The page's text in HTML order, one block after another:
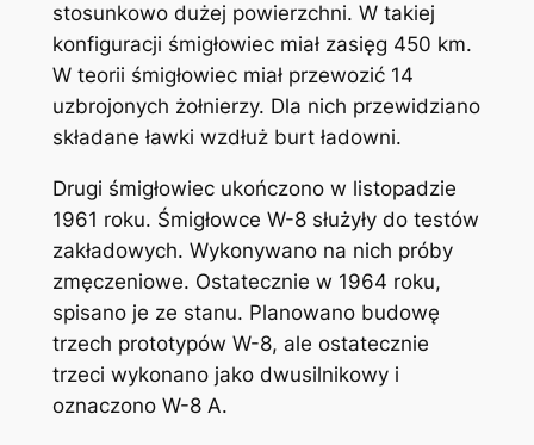
stosunkowo dużej powierzchni. W takiej
konfiguracji śmigłowiec miał zasięg 450 km.
W teorii śmigłowiec miał przewozić 14
uzbrojonych żołnierzy. Dla nich przewidziano
składane ławki wzdłuż burt ładowni.
Drugi śmigłowiec ukończono w listopadzie
1961 roku. Śmigłowce W-8 służyły do testów
zakładowych. Wykonywano na nich próby
zmęczeniowe. Ostatecznie w 1964 roku,
spisano je ze stanu. Planowano budowę
trzech prototypów W-8, ale ostatecznie
trzeci wykonano jako dwusilnikowy i
oznaczono W-8 A.